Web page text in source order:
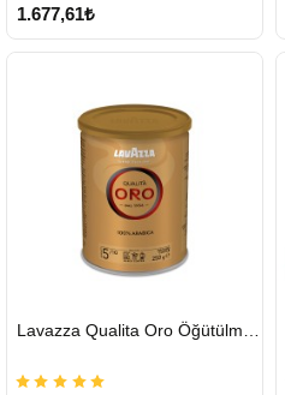
1.677,61₺
GÖNDERİ